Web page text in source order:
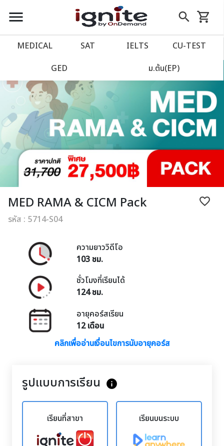
close
account_balance หน้าแรก
เว็บไซต์อิกไนท์
โปรโมชั่น
import_contacts วางแผนการเรียน
account_circle เข้าสู่ระบบ
assignment
menu search
Skip
to
shopping_cart
รถเข็น
MEDICAL SAT IELTS CU‑TEST
GED ม.ต้น(EP)
favorite_border
MED RAMA & CICM Pack
รหัส : 5714-S04
ความยาววิดีโอ
103 ชม.
ชั่วโมงที่เรียนได้
124 ชม.
อายุคอร์สเรียน
12 เดือน
คลิกเพื่ออ่านเงื่อนไขการนับอายุคอร์ส
รูปแบบการเรียน info
เรียนที่สาขา เรียนบนระบบ